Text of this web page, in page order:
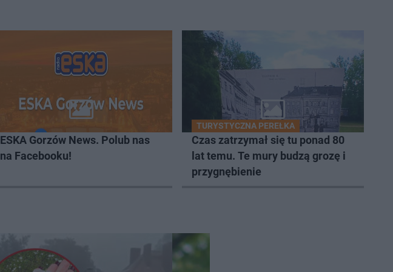
ESKA Gorzów News. Polub nas
na Facebooku!
TURYSTYCZNA PEREŁKA
Czas zatrzymał się tu ponad 80
lat temu. Te mury budzą grozę i
przygnębienie